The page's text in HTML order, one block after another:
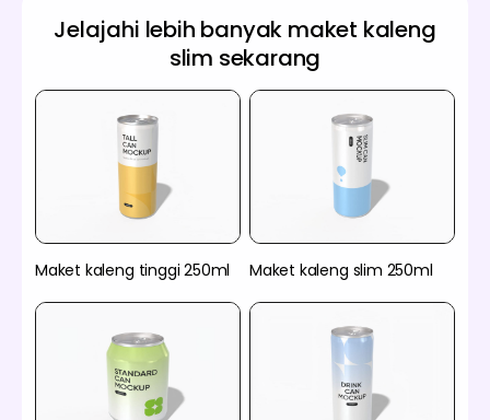
Jelajahi lebih banyak maket kaleng
slim sekarang
Maket kaleng tinggi 250ml Maket kaleng slim 250ml